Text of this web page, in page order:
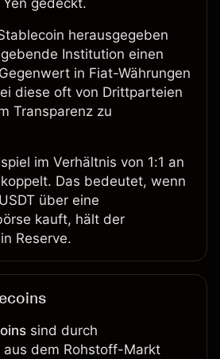
gedeckt.
herausgegeben
Institution einen
in Fiat-Währungen
diese oft von Drittparteien
Transparenz zu
im Verhältnis von 1:1 an
Das bedeutet, wenn
über eine
kauft, hält der
Reserve.
sind durch
dem Rohstoff-Markt